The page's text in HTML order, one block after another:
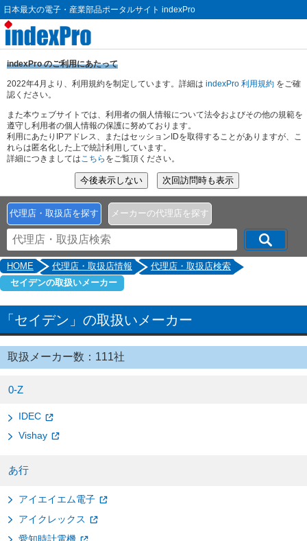
日本最大の電子・産業部品ポータルサイト indexPro
indexPro のご利用にあたって
2022年4月より、利用規約を制定しています。詳細は indexPro 利用規約 をご確
認ください。
また本ウェブサイトでは、利用者の個人情報について法令およびその他の規範を
遵守し利用者の個人情報の保護に努めております。
利用にあたりIPアドレス、またはセッションIDを取得することがありますが、こ
れらは匿名化した上で統計利用しています。
詳細につきましてはこちら をご覧頂ください。
代理店・取扱店を探す メーカーの代理店を探す
HOME 代理店・取扱店情報
代理店・取扱店検索
セイデンの取扱いメーカー
「セイデン」の取扱いメーカー
取扱メーカー数：111社
0-Z
IDEC
Vishay
あ行
アイエイエム電子
アイクレックス